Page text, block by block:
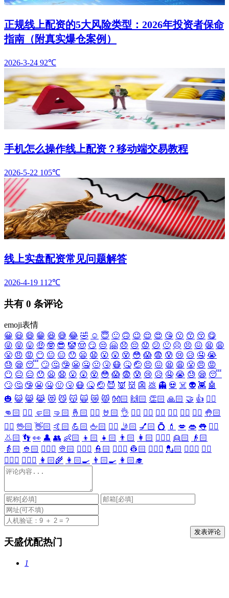
正规线上配资的5大风险类型：2026年投资者保命
指南（附真实爆仓案例）
2026-3-24 92℃
手机怎么操作线上配资？移动端交易教程
2026-5-22 105℃
线上实盘配资常见问题解答
2026-4-19 112℃
共有 0 条评论
emoji表情
😀 😃 😄 😁 😆 😅 😂 🤣 ☺️ 😇 🙂 🙃 😉 😌 😍 😘 😗 😙 😚 😋
😜 😝 😛 🤑 🤓 😎 🤡 🤠 😏 😒 🤗 😞 😔 😟 😕 🙁 ☹️ 😣 😖 😫 😩
😤 😠 😡 😶 😐 😑 😯 😦 😧 😮 😲 😵 😳 😱 😨 😰 😢 😥 🤤 😭
😓 😪 😴 🙄 🤔 🤥 😬 🤐 🤢 🤧 😷 🤒 🤕 😣 😖 😫 😩 😤 😠 😡
😶 😐 😑 😯 😦 😧 😮 😲 😵 😳 😱 😨 😰 😢 😥 🤤 😭 😓 😪 😴
🙄 🤔 🤥 😬 🤐 🤢 🤧 😷 🤒 🤕 😈 👿 👹 👺 💩 👻 💀 ☠️ 👽 👾 🤖
🎃 😺 😸 😹 😻 😼 😽 🙀 😿 😾 👐🏻 🙌🏻 👏🏻 🙏🏻 🤝 👍 👎🏻
👊🏻 ✊🏻 🤛🏻 🤜🏻 🤞🏻 ✌🏻 🤘🏻 👌 👈🏻 👉🏻 👆🏻 👇🏻 ☝🏻 ✋🏻 🤚🏻
🖐🏻 🖖🏻 👋🏻 🤙🏻 💪🏻 🖕🏻 ✍🏻 🤳🏻 💅🏻 💍 💄 💋 👄 👅 👂🏻
👃🏻 👣 👀 👤 👥 👶🏻 👦🏻 👧🏻 👨🏻 👩🏻 👱🏻‍♀️ 👱🏻
👴🏻
👵🏻 👲🏻 👳🏻‍♀️ 👳🏻 👮🏻‍♀️ 👮🏻 👷🏻‍♀️ 👷🏻 💂🏻‍♀️ 💂🏻 🕵🏻‍♀️ 🕵🏻
👩🏻‍⚕️ 👨🏻‍⚕️ 👩🏻‍🌾 👩🏻‍🍳 👨🏻‍🍳 👩🏻‍🎓
天盛优配热门
1